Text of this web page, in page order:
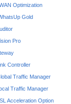
Optimization
Gold
Pro
Controller
Traffic Manager
Traffic Manager
Acceleration Option